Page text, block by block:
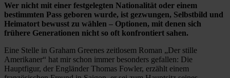
Wer nicht mit einer festgelegten Nationalität oder einem
bestimmten Pass geboren wurde, ist gezwungen, Selbstbild und
Heimatort bewusst zu wählen – Optionen, mit denen sich
frühere Generationen nicht so oft konfrontiert sahen.
Eine Stelle in Graham Greenes zeitlosem Roman „Der stille
Amerikaner“ hat mir schon immer besonders gefallen: Die
Hauptfigur, der Engländer Thomas Fowler, erzählt einem